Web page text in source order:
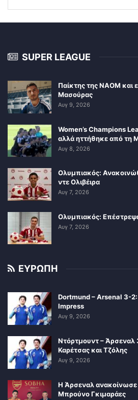
SUPER LEAGUE
Παίκτης της ΝΑΟΜ και
Μασούρας
Αυγ 9, 2026
Women’s Champions
αλλά ηττήθηκε από τη
Αυγ 8, 2026
Ολυμπιακός:
ντε Ολιβέιρα
Αυγ 7, 2026
Ολυμπιακός:
Αυγ 7, 2026
ΕΥΡΩΠΗ
Dortmund – Arsenal 3-
Impress
Αυγ 9, 2026
Ντόρτμουντ –
Καρέτσας και Τζόλης
Αυγ 9, 2026
Η Άρσεναλ
Μπρούνο Γκιμαράες